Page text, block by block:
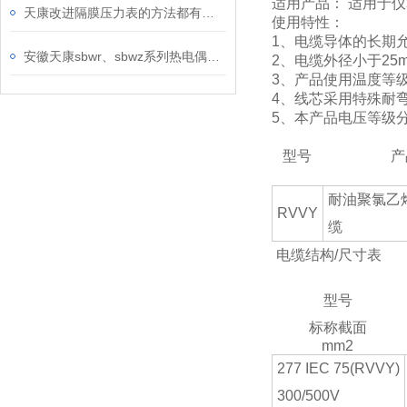
适用产品： 适用于
使用特性：
1、电缆导体的长期
2、电缆外径小于
3、产品使用温度等
4、线芯采用特殊耐
5、本产品电压等级
型号
RVVY
耐油聚氯乙
缆
电缆结构/尺寸表
型号
标称截面
mm2
277 IEC 75(RVVY)
300/500V